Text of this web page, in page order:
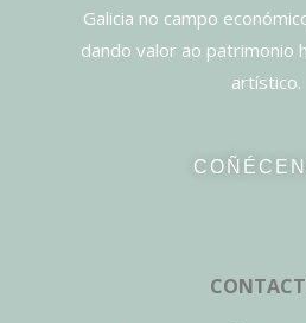
Galicia no campo
dando valor ao patrimonio
artístico.